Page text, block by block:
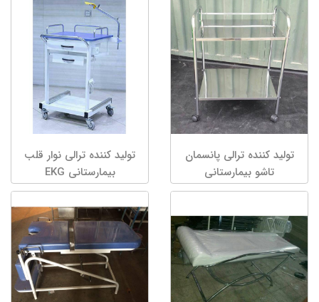
تولید کننده ترالی پانسمان
تاشو بیمارستانی
تولید کننده ترالی نوار قلب
بیمارستانی EKG